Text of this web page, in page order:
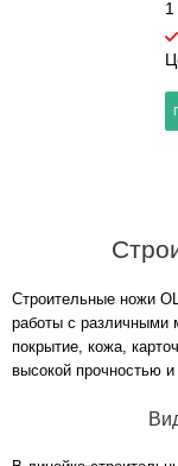
1
Строительные ножи
работы с различными
покрытие, кожа,
высокой прочностью и